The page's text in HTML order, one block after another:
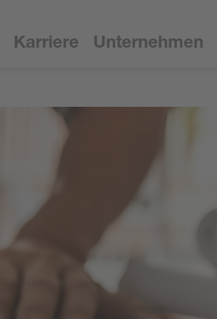
Karriere Unternehmen